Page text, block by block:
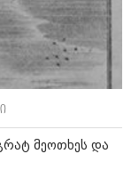
მეოთხეს და